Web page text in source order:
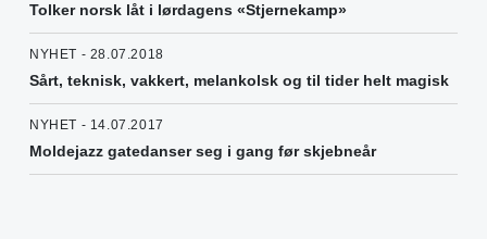
Tolker norsk låt i lørdagens «Stjernekamp»
NYHET - 28.07.2018
Sårt, teknisk, vakkert, melankolsk og til tider helt magisk
NYHET - 14.07.2017
Moldejazz gatedanser seg i gang før skjebneår